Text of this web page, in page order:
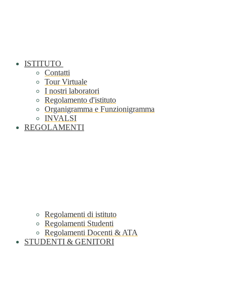
ISTITUTO
Contatti
Tour Virtuale
I nostri laboratori
Regolamento d'istituto
Organigramma e Funzionigramma
INVALSI
REGOLAMENTI
Regolamenti di istituto
Regolamenti Studenti
Regolamenti Docenti & ATA
STUDENTI & GENITORI